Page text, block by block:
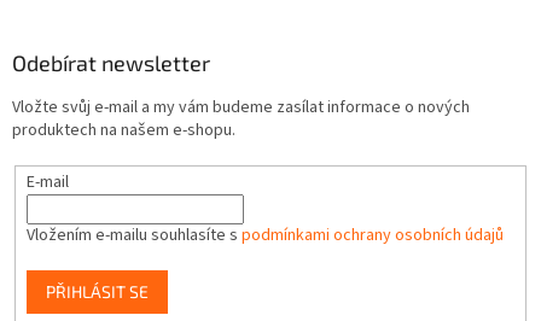
Odebírat newsletter
Vložte svůj e-mail a my vám budeme zasílat informace o nových
produktech na našem e-shopu.
E-mail
Vložením e-mailu souhlasíte s podmínkami ochrany osobních údajů
PŘIHLÁSIT SE